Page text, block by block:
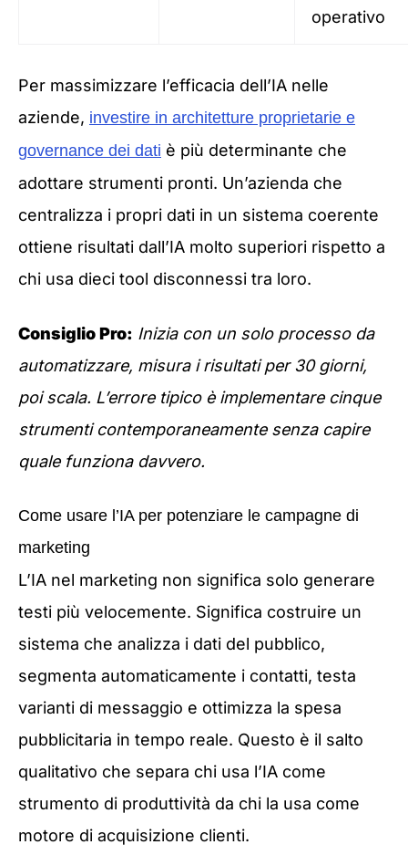
operativo
Per massimizzare l’efficacia dell’IA nelle
aziende, investire in architetture proprietarie e
governance dei dati è più determinante che
adottare strumenti pronti. Un’azienda che
centralizza i propri dati in un sistema coerente
ottiene risultati dall’IA molto superiori rispetto a
chi usa dieci tool disconnessi tra loro.
Consiglio Pro: Inizia con un solo processo da
automatizzare, misura i risultati per 30 giorni,
poi scala. L’errore tipico è implementare cinque
strumenti contemporaneamente senza capire
quale funziona davvero.
Come usare l’IA per potenziare le campagne di
marketing
L’IA nel marketing non significa solo generare
testi più velocemente. Significa costruire un
sistema che analizza i dati del pubblico,
segmenta automaticamente i contatti, testa
varianti di messaggio e ottimizza la spesa
pubblicitaria in tempo reale. Questo è il salto
qualitativo che separa chi usa l’IA come
strumento di produttività da chi la usa come
motore di acquisizione clienti.